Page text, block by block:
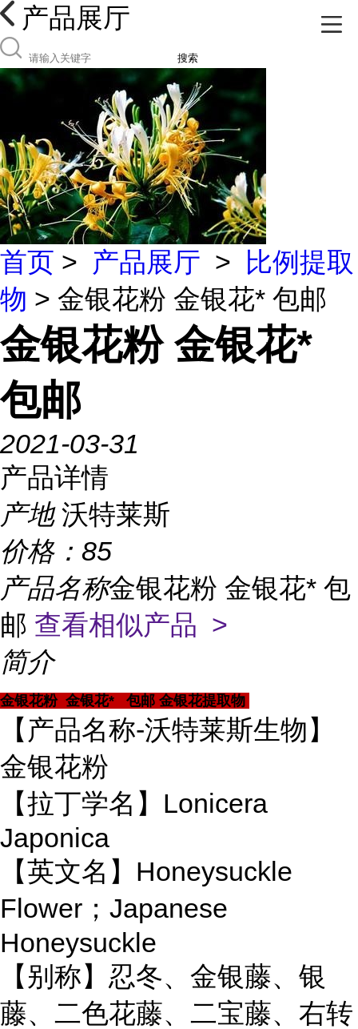
产品展厅
搜索
首页 > 产品展厅 >
比例提取
物 > 金银花粉 金银花* 包邮
金银花粉 金银花*
包邮
2021-03-31
产品详情
产地 沃特莱斯
价格： 85
产品名称金银花粉 金银花* 包
邮 查看相似产品 >
简介
金银花粉 金银花* 包邮 金银花提取物
【产品名称-沃特莱斯生物】
金银花粉
【拉丁学名】Lonicera
Japonica
【英文名】Honeysuckle
Flower；Japanese
Honeysuckle
【别称】忍冬、金银藤、银
藤、二色花藤、二宝藤、右转